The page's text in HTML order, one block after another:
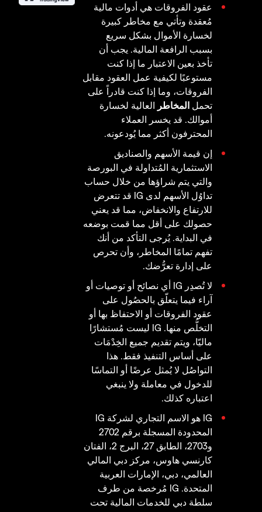
عقود الفروقات هي أدوات مالية
مُعقدة وتأتي مع مخاطر كبيرة
لخسارة الأموال بشكل سريع
بسبب الرافعة المالية. يجب أن
تأخذ بعين الاعتبار ما إذا كنت
مستوعبًا لكيفية عمل العقود مقابل
الفروقات، وما إذا كنت قادراً على
تحمل المخاطر العالية لخسارة
أموالك. قد يخسر العملاء
المحترفون أكثر مما يُودعونه.
إن قيمة الأسهم والصناديق
الاستثمارية المُتداولة في البورصة
والتي يتم شراؤها من خلال حساب
تداوُل الأسهم لدى IG قد تتعرض
للارتفاع والانخفاض، مما قد يعني
حصولك على أقل مما قمت بوضعه
في البداية. يُرجى التأكد من أنك
تفهم تمامًا المخاطر، وأن تحرص
على إدارة تعرُّضك.
لا تُصدِر IG أي نصائح أو توصيات أو
آراء فيما يتعلّق بالحصُول على
عقود الفروقات أو الاحتفاظ بها أو
التخلُّص منها. IG ليست مُستشارًا
ماليّا، ويتم تقديم جميع الخِدْمَات
على أساس التنفيذ فقط. هذا
التواصُل لا يُمثل عرضًا أو التماسًا
للدخول في معاملة ولا ينبغي
اعتباره كذلك.
IG هو الاسم التجاري لشركة IG
المحدودة المسجلة برقم 2702
و2703، الطابق 27، البرج 2، الفتان
كارنسي هاوس، مركز دبي المالي
العالمي، دبي، الإمارات العربية
المتحدة. IG مُرخصة من طرف
سلطة دبي للخدمات المالية تحت